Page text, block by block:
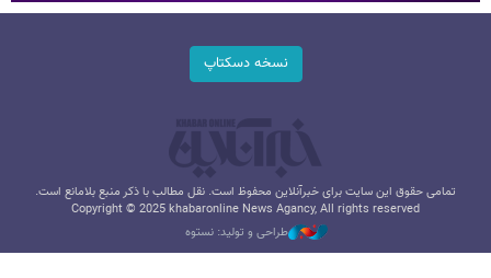
نسخه دسکتاپ
تمامی حقوق این سایت برای خبرآنلاین محفوظ است. نقل مطالب با ذکر منبع بلامانع است.
Copyright © 2025 khabaronline News Agancy, All rights reserved
طراحی و تولید: نستوه